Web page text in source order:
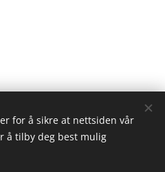
for å sikre at nettsiden vår
å tilby deg best mulig